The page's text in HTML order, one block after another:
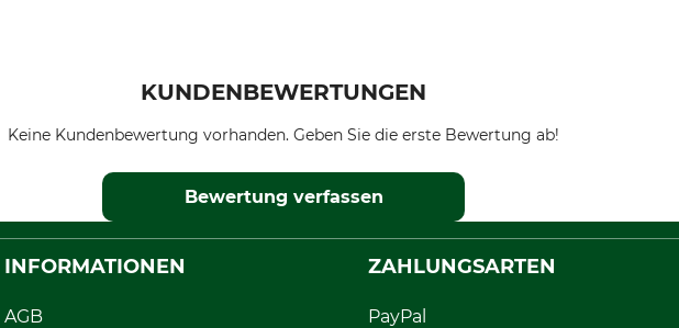
KUNDENBEWERTUNGEN
Keine Kundenbewertung vorhanden. Geben Sie die erste Bewertung ab!
Bewertung verfassen
INFORMATIONEN
AGB
ZAHLUNGSARTEN
PayPal